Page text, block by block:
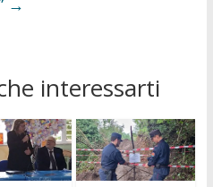
interessarti